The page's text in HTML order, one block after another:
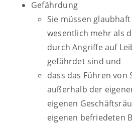
Gefährdung
Sie müssen
wesentlich mehr als
durch Angriffe auf
gefährdet sind und
dass das Führen von
außerhalb der
eigenen
eigenen befriedeten